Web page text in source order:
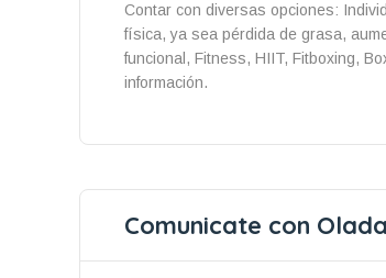
Contar con diversas opciones:
física, ya sea pérdida de grasa,
funcional, Fitness, HIIT, Fitboxing,
información.
Comunicate con